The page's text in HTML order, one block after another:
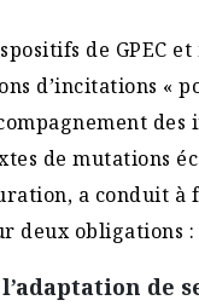
de GPEC
d’incitations «
des
de mutations
a conduit à
deux obligations :
de